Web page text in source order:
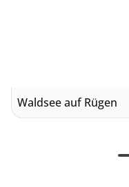
Waldsee auf Rügen